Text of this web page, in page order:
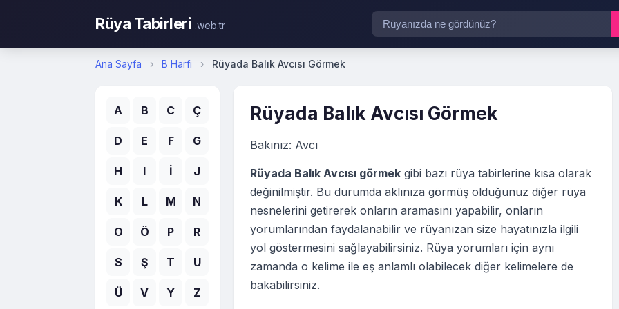
Rüya Tabirleri .web.tr
Ana Sayfa › B Harfi › Rüyada Balık Avcısı Görmek
A B C Ç
D E F G
H I İ J
K L M N
O Ö P R
S Ş T U
Ü V Y Z
Rüyada Balık Avcısı Görmek
Bakınız: Avcı
Rüyada Balık Avcısı görmek gibi bazı rüya tabirlerine kısa olarak
değinilmiştir. Bu durumda aklınıza görmüş olduğunuz diğer rüya
nesnelerini getirerek onların aramasını yapabilir, onların
yorumlarından faydalanabilir ve rüyanızan size hayatınızla ilgili
yol göstermesini sağlayabilirsiniz. Rüya yorumları için aynı
zamanda o kelime ile eş anlamlı olabilecek diğer kelimelere de
bakabilirsiniz.